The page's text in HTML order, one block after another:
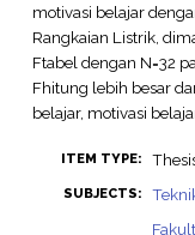
motivasi belajar
Rangkaian Listrik,
Ftabel dengan N=32
Fhitung lebih besar
belajar, motivasi
ITEM TYPE:
SUBJECTS: